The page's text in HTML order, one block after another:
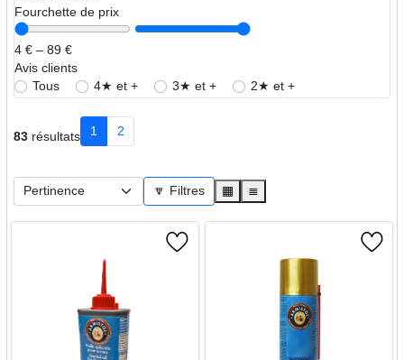
Fourchette de prix
4 € – 89 €
Avis clients
Tous
4★ et + 3★ et + 2★ et +
83résultats 1 2
🔽 Filtres ▦ ≣